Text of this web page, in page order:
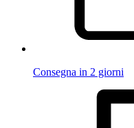
Consegna in 2 giorni